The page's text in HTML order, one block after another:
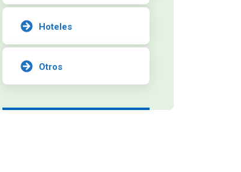
Hoteles
Otros